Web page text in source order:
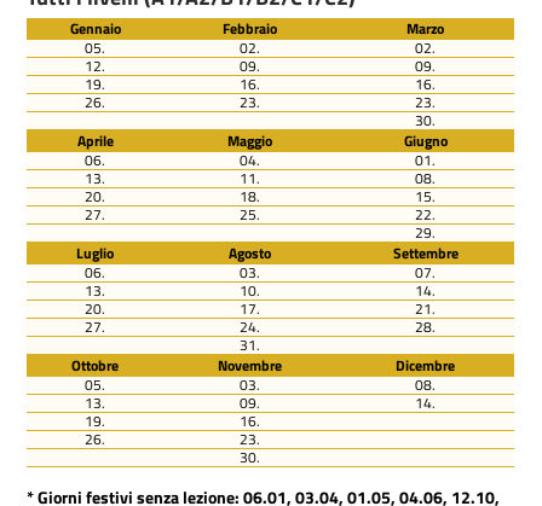
Gennaio Febbraio
Marzo
05.
02. 02.
12. 09. 09.
19. 16. 16.
26. 23. 23.
30.
Aprile
Maggio
Giugno
06.
04. 01.
13. 11. 08.
20. 18. 15.
27. 25. 22.
29.
Luglio
Agosto
Settembre
06.
03. 07.
13. 10. 14.
20. 17. 21.
27. 24. 28.
31.
Ottobre
Novembre
Dicembre
05.
03. 08.
13. 09. 14.
19. 16.
26. 23.
30.
* Giorni festivi senza lezione: 06.01, 03.04, 01.05, 04.06, 12.10,